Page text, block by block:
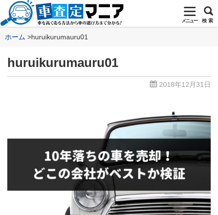
メニュー 検 索
ホーム huruikurumauru01
huruikurumauru01
2018年12月31日